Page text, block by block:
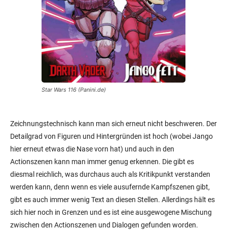
Star Wars 116 (Panini.de)
Zeichnungstechnisch kann man sich erneut nicht beschweren. Der
Detailgrad von Figuren und Hintergründen ist hoch (wobei Jango
hier erneut etwas die Nase vorn hat) und auch in den
Actionszenen kann man immer genug erkennen. Die gibt es
diesmal reichlich, was durchaus auch als Kritikpunkt verstanden
werden kann, denn wenn es viele ausufernde Kampfszenen gibt,
gibt es auch immer wenig Text an diesen Stellen. Allerdings hält es
sich hier noch in Grenzen und es ist eine ausgewogene Mischung
zwischen den Actionszenen und Dialogen gefunden worden.